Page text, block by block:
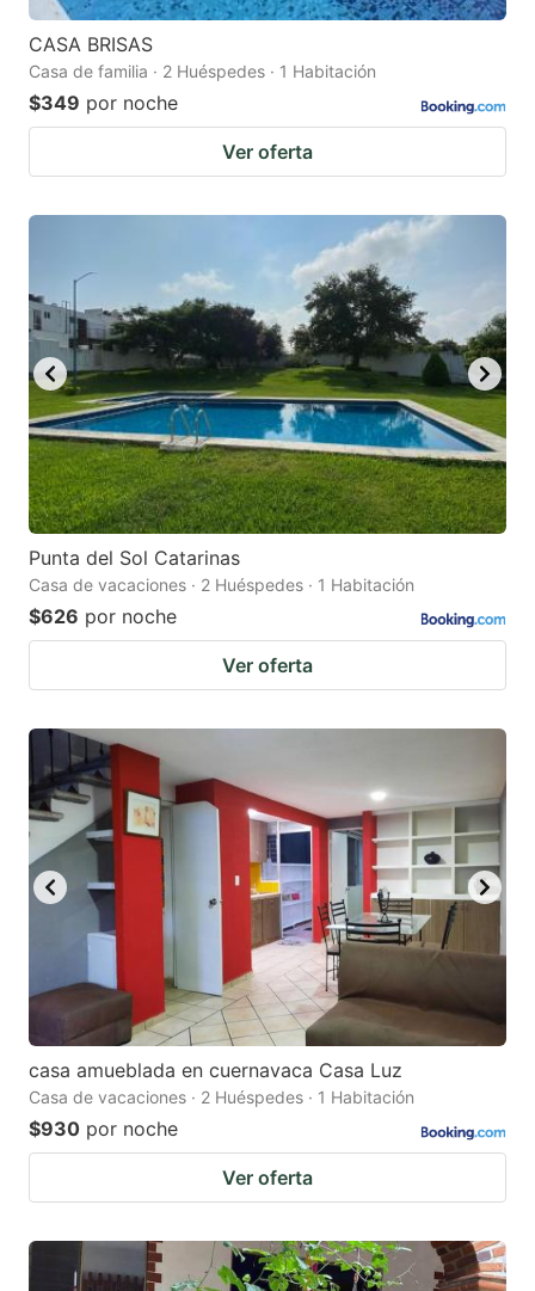
CASA BRISAS
Casa de familia · 2 Huéspedes · 1 Habitación
$349 por noche
Ver oferta
Punta del Sol Catarinas
Casa de vacaciones · 2 Huéspedes · 1 Habitación
$626 por noche
Ver oferta
casa amueblada en cuernavaca Casa Luz
Casa de vacaciones · 2 Huéspedes · 1 Habitación
$930 por noche
Ver oferta